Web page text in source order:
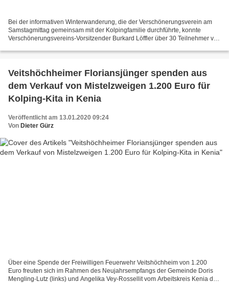
Bei der informativen Winterwanderung, die der Verschönerungsverein am
Samstagmittag gemeinsam mit der Kolpingfamilie durchführte, konnte
Verschönerungsvereins-Vorsitzender Burkard Löffler über 30 Teilnehmer vor
Veitshöchheimer Floriansjünger spenden aus
dem Verkauf von Mistelzweigen 1.200 Euro für
Kolping-Kita in Kenia
Veröffentlicht am 13.01.2020 09:24
Von Dieter Gürz
Über eine Spende der Freiwilligen Feuerwehr Veitshöchheim von 1.200
Euro freuten sich im Rahmen des Neujahrsempfangs der Gemeinde Doris
Mengling-Lutz (links) und Angelika Vey-Rossellit vom Arbeitskreis Kenia der